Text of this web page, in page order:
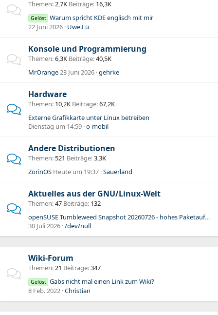
Themen 2,7K Beiträge 16,3K
Gelöst Warum spricht KDE englisch mit mir
22 Juni 2026 Uwe.Lü
Konsole und Programmierung
Themen 6,3K Beiträge 40,5K
MrOrange23 Juni 2026 gehrke
Hardware
Themen 10,2K Beiträge 67,2K
Externe Grafikkarte unter Linux betreiben
Dienstag um 14:59 o-mobil
Andere Distributionen
Themen 521 Beiträge 3,3K
ZorinOS Heute um 19:37 Sauerland
Aktuelles aus der GNU/Linux-Welt
Themen 47 Beiträge 132
openSUSE Tumbleweed Snapshot 20260726 - hohes Paketaufkommen zu erwarten
30 Juli 2026 /dev/null
Wiki-Forum
Themen 21 Beiträge 347
Gelöst Gabs nicht mal einen Link zum Wiki?
8 Feb. 2022 Christian